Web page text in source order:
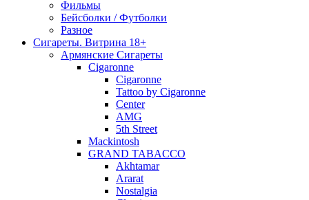
Фильмы
Бейсболки / Футболки
Разное
Сигареты. Витрина 18+
Армянские Сигареты
Cigaronne
Cigaronne
Tattoo by Cigaronne
Center
AMG
5th Street
Mackintosh
GRAND TABACCO
Akhtamar
Ararat
Nostalgia